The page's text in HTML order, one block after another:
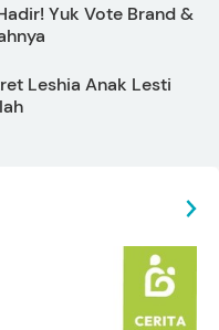
Yuk Vote Brand &
Leshia Anak Lesti